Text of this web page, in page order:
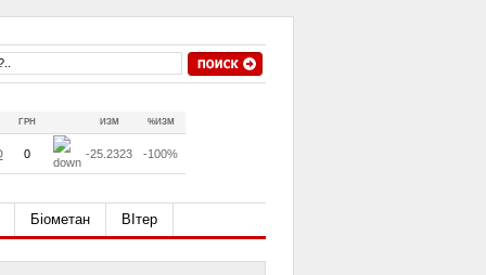
ГРН ИЗМ %ИЗМ
0 -25.2323 -100%
Біометан ВІтер